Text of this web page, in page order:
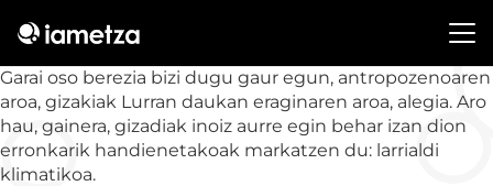
Garai oso berezia bizi dugu gaur egun, antropozenoaren
aroa, gizakiak Lurran daukan eraginaren aroa, alegia. Aro
hau, gainera, gizadiak inoiz aurre egin behar izan dion
erronkarik handienetakoak markatzen du: larrialdi
klimatikoa.